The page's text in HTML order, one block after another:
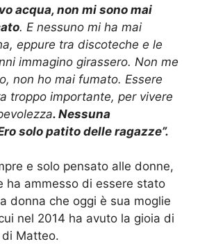
acqua, non mi sono mai
. E nessuno mi ha mai
eppure tra discoteche e le
immagino girassero. Non me
non ho mai fumato. Essere
troppo importante, per vivere
. Nessuna
solo patito delle ragazze”.
e solo pensato alle donne,
ha ammesso di essere stato
donna che oggi è sua moglie
nel 2014 ha avuto la gioia di
Matteo.